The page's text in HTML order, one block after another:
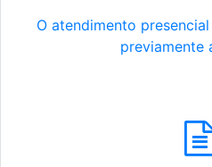
O atendimento
previamente